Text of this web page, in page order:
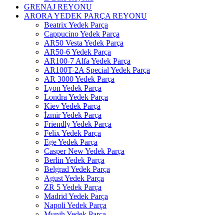
GRENAJ REYONU
ARORA YEDEK PARÇA REYONU
Beatrix Yedek Parça
Cappucino Yedek Parça
AR50 Vesta Yedek Parça
AR50-6 Yedek Parça
AR100-7 Alfa Yedek Parça
AR100T-2A Special Yedek Parça
AR 3000 Yedek Parça
Lyon Yedek Parça
Londra Yedek Parça
Kiev Yedek Parça
İzmir Yedek Parça
Friendly Yedek Parça
Felix Yedek Parça
Ege Yedek Parça
Casper New Yedek Parça
Berlin Yedek Parça
Belgrad Yedek Parça
Agust Yedek Parça
ZR 5 Yedek Parça
Madrid Yedek Parça
Napoli Yedek Parça